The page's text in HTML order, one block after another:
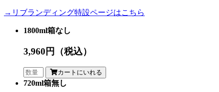
→リブランディング特設ページはこちら
1800ml箱なし
3,960円 （税込）
カートにいれる
720ml箱無し